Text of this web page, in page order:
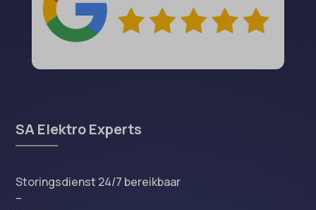
SA Elektro Experts
Storingsdienst 24/7 bereikbaar
–